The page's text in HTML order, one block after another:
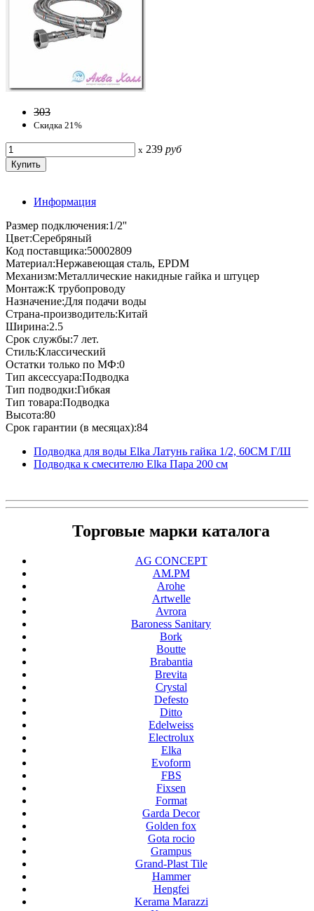
303
Скидка 21%
x 239 руб
Информация
Размер подключения:1/2''
Цвет:Серебряный
Код поставщика:50002809
Материал:Нержавеющая сталь, EPDM
Механизм:Металлические накидные гайка и штуцер
Монтаж:К трубопроводу
Назначение:Для подачи воды
Страна-производитель:Китай
Ширина:2.5
Срок службы:7 лет.
Стиль:Классический
Остатки только по МФ:0
Тип аксессуара:Подводка
Тип подводки:Гибкая
Тип товара:Подводка
Высота:80
Срок гарантии (в месяцах):84
Подводка для воды Elka Латунь гайка 1/2, 60СМ Г/Ш
Подводка к смесителю Elka Пара 200 см
Торговые марки каталога
AG CONCEPT
AM.PM
Arohe
Artwelle
Avrora
Baroness Sanitary
Bork
Boutte
Brabantia
Brevita
Crystal
Defesto
Ditto
Edelweiss
Electrolux
Elka
Evoform
FBS
Fixsen
Format
Garda Decor
Golden fox
Gota rocio
Grampus
Grand-Plast Tile
Hammer
Hengfei
Kerama Marazzi